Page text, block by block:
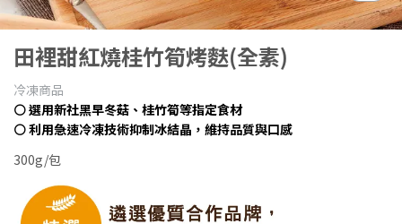
田裡甜紅燒桂竹筍烤麩(全素)
冷凍商品
⚪ 選用新社黑早冬菇、桂竹筍等指定食材
⚪ 利用急速冷凍技術抑制冰結晶，維持品質與口感
300g/包